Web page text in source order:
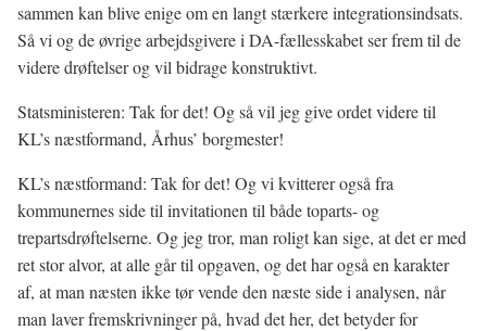
sammen kan blive enige om en langt stærkere integrationsindsats.
Så vi og de øvrige arbejdsgivere i DA-fællesskabet ser frem til de
videre drøftelser og vil bidrage konstruktivt.
Statsministeren: Tak for det! Og så vil jeg give ordet videre til
KL’s næstformand, Århus’ borgmester!
KL’s næstformand: Tak for det! Og vi kvitterer også fra
kommunernes side til invitationen til både toparts- og
trepartsdrøftelserne. Og jeg tror, man roligt kan sige, at det er med
ret stor alvor, at alle går til opgaven, og det har også en karakter
af, at man næsten ikke tør vende den næste side i analysen, når
man laver fremskrivninger på, hvad det her, det betyder for